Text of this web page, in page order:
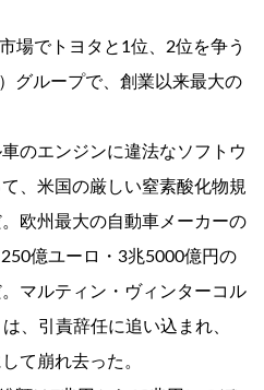
場でトヨタと1位、2位を争う
グループで、創業以来最大の
のエンジンに違法なソフトウ
、米国の厳しい窒素酸化物規
欧州最大の自動車メーカーの
億ユーロ・3兆5000億円の
マルティン・ヴィンターコル
、引責辞任に追い込まれ、
て崩れ去った。